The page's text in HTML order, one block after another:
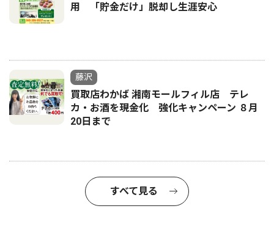
用 「貯金だけ」脱却し生涯安心
藤沢
買取店わかば 湘南モールフィル店 テレ
カ・お酒を現金化 強化キャンペーン ８月
20日まで
すべて見る